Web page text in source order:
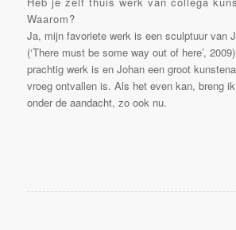
Waarom?
Ja, mijn favoriete werk is een sculptuur van
(‘There must be some way out of here’,
prachtig werk is en Johan een groot
vroeg ontvallen is. Als het even kan, breng
onder de aandacht, zo ook nu.